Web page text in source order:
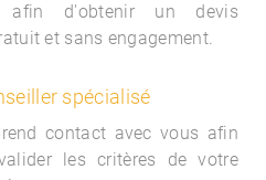
afin d'obtenir un devis
et sans engagement.
spécialisé
contact avec vous afin
les critères de votre